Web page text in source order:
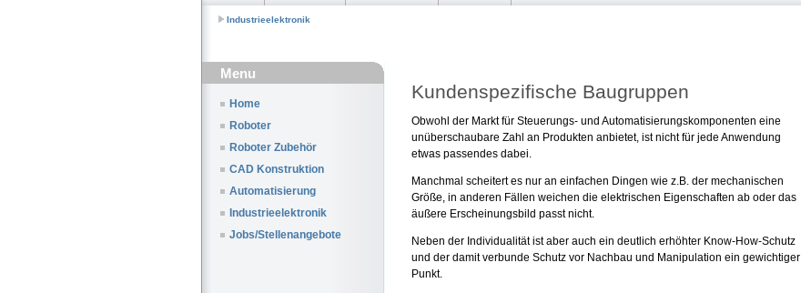
Industrieelektronik
Menu
Home
Roboter
Roboter Zubehör
CAD Konstruktion
Automatisierung
Industrieelektronik
Jobs/Stellenangebote
Kundenspezifische Baugruppen
Obwohl der Markt für Steuerungs- und Automatisierungskomponenten eine
unüberschaubare Zahl an Produkten anbietet, ist nicht für jede Anwendung
etwas passendes dabei.
Manchmal scheitert es nur an einfachen Dingen wie z.B. der mechanischen
Größe, in anderen Fällen weichen die elektrischen Eigenschaften ab oder das
äußere Erscheinungsbild passt nicht.
Neben der Individualität ist aber auch ein deutlich erhöhter Know-How-Schutz
und der damit verbunde Schutz vor Nachbau und Manipulation ein gewichtiger
Punkt.